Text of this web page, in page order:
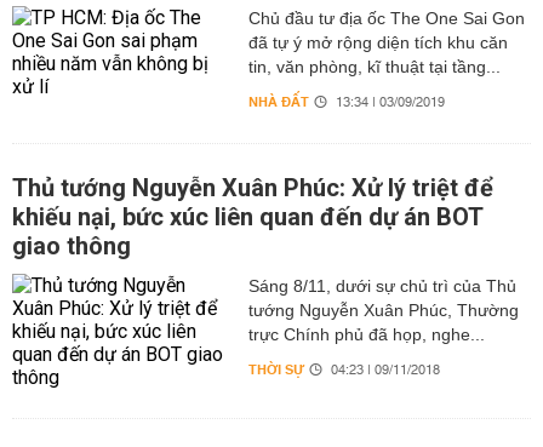
Chủ đầu tư địa ốc The One Sai Gon
đã tự ý mở rộng diện tích khu căn
tin, văn phòng, kĩ thuật tại tầng...
NHÀ ĐẤT 13:34 | 03/09/2019
Thủ tướng Nguyễn Xuân Phúc: Xử lý triệt để
khiếu nại, bức xúc liên quan đến dự án BOT
giao thông
Sáng 8/11, dưới sự chủ trì của Thủ
tướng Nguyễn Xuân Phúc, Thường
trực Chính phủ đã họp, nghe...
THỜI SỰ 04:23 | 09/11/2018